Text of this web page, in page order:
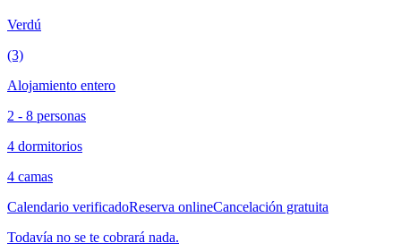
Verdú
(3)
Alojamiento entero
2 - 8 personas
4 dormitorios
4 camas
Calendario verificadoReserva onlineCancelación gratuita
Todavía no se te cobrará nada.